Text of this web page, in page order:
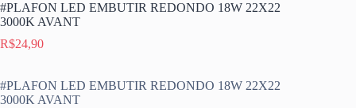
#PLAFON LED EMBUTIR REDONDO 18W 22X22
3000K AVANT
R$24,90
#PLAFON LED EMBUTIR REDONDO 18W 22X22
3000K AVANT